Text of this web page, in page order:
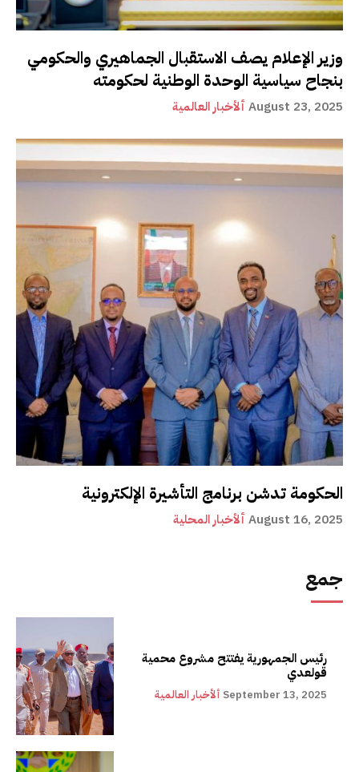
وزير الإعلام يصف الاستقبال الجماهيري والحكومي
بنجاح سياسية الوحدة الوطنية لحكومته
ألأخبار العالمية August 23, 2025
الحكومة تدشن برنامج التأشيرة الإلكترونية
ألأخبار المحلية August 16, 2025
جمع
رئيس الجمهورية يفتتح مشروع محمية
قولعدي
ألأخبار العالمية September 13, 2025